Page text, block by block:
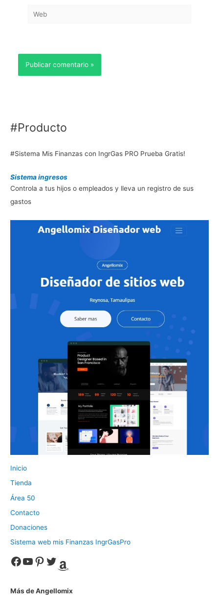
Web
#Producto
#Sistema Mis Finanzas con IngrGas PRO Prueba Gratis!
Sistema ingresos
Controla a tus hijos o empleados y lleva un registro de sus
gastos
Inicio
Tienda
Área 50
Contacto
Donaciones
Sistema web mis Finanzas IngrGasPro
Facebook YouTube Pinterest Twitter Amazon
Más de Angellomix